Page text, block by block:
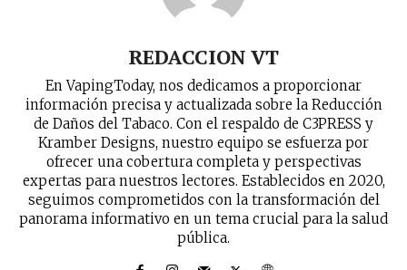
REDACCION VT
En VapingToday, nos dedicamos a proporcionar
información precisa y actualizada sobre la Reducción
de Daños del Tabaco. Con el respaldo de C3PRESS y
Kramber Designs, nuestro equipo se esfuerza por
ofrecer una cobertura completa y perspectivas
expertas para nuestros lectores. Establecidos en 2020,
seguimos comprometidos con la transformación del
panorama informativo en un tema crucial para la salud
pública.